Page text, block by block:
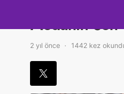
Modanın
2 yıl önce 1442 kez